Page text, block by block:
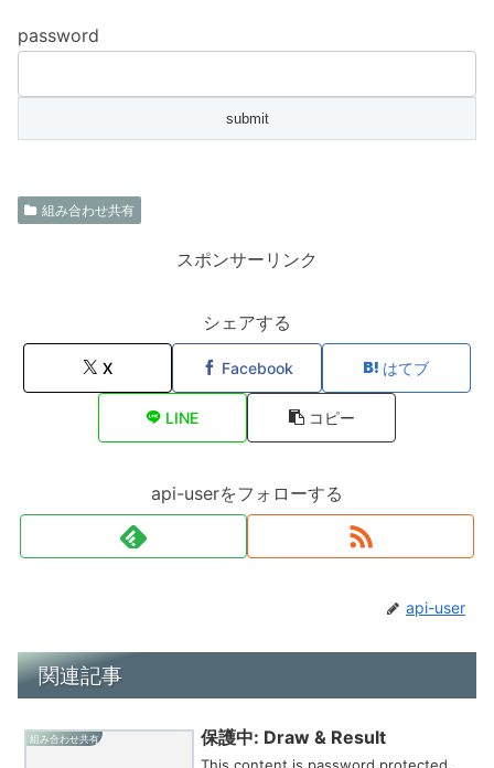
password
組み合わせ共有
スポンサーリンク
シェアする
X Facebook はてブ
LINE コピー
api-userをフォローする
api-user
関連記事
組み合わせ共有 保護中: Draw & Result